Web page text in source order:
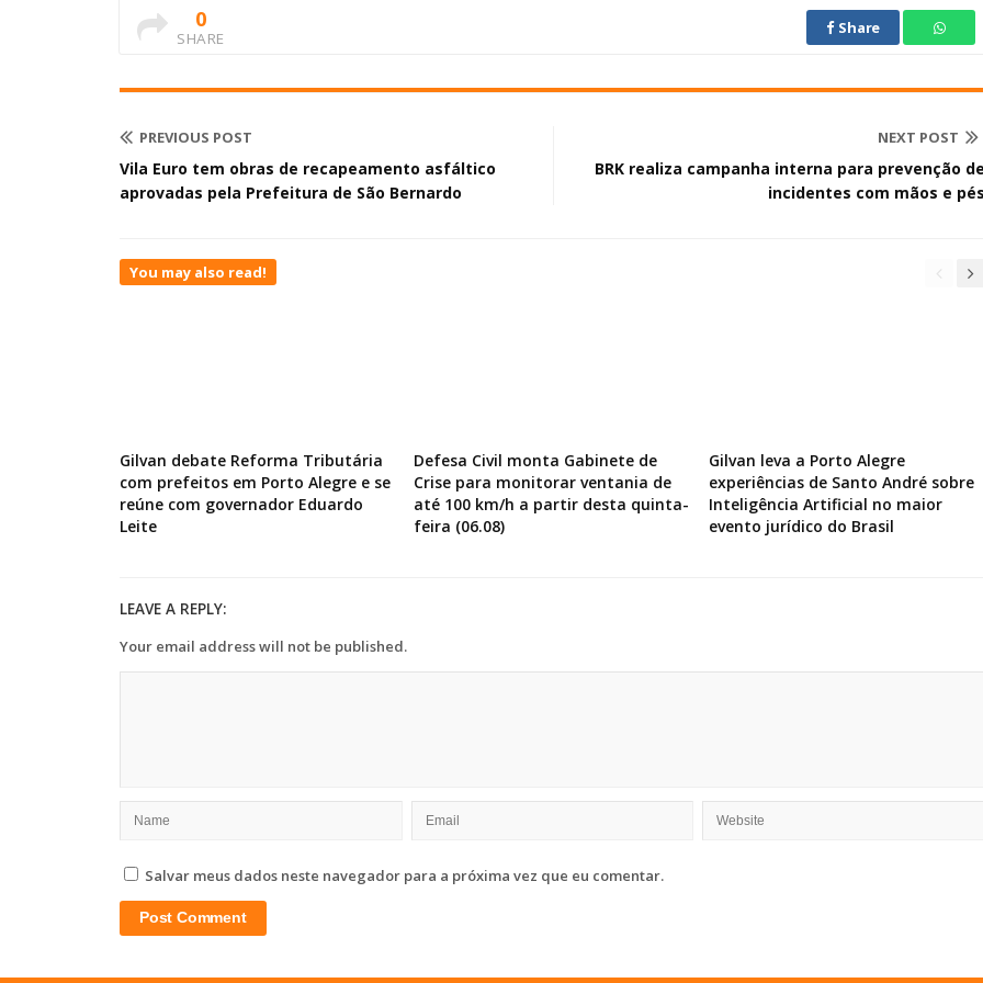
0
SHARE
Share
PREVIOUS POST
Vila Euro tem obras de recapeamento asfáltico
aprovadas pela Prefeitura de São Bernardo
NEXT POST
BRK realiza campanha interna para prevenção
incidentes com mãos e
You may also read!
Gilvan debate Reforma Tributária
com prefeitos em Porto Alegre e se
reúne com governador Eduardo
Leite
Defesa Civil monta Gabinete de
Crise para monitorar ventania de
até 100 km/h a partir desta quinta-
feira (06.08)
Gilvan leva a Porto Alegre
experiências de Santo André sobre
Inteligência Artificial no maior
evento jurídico do Brasil
LEAVE A REPLY:
Your email address will not be published.
Salvar meus dados neste navegador para a próxima vez que eu comentar.